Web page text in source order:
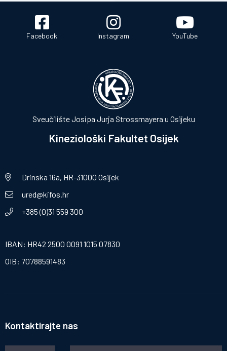
Facebook Instagram YouTube
Sveučilište Josipa Jurja Strossmayera u Osijeku
Kineziološki Fakultet Osijek
Drinska 16a, HR-31000 Osijek
ured@kifos.hr
+385 (0)31 559 300
IBAN: HR42 2500 0091 1015 07830
OIB: 70788591483
Kontaktirajte nas